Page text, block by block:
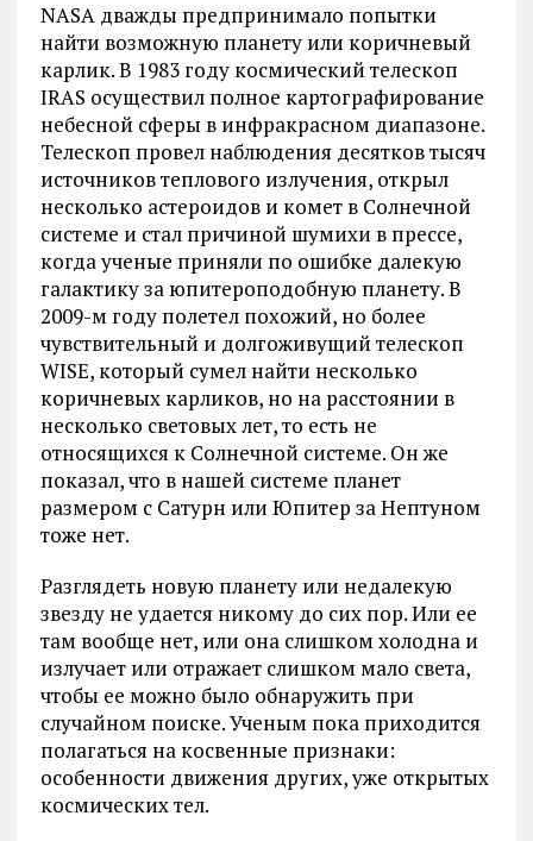
NASA дважды предпринимало попытки
найти возможную планету или коричневый
карлик. В 1983 году космический телескоп
IRAS осуществил полное картографирование
небесной сферы в инфракрасном диапазоне.
Телескоп провел наблюдения десятков тысяч
источников теплового излучения, открыл
несколько астероидов и комет в Солнечной
системе и стал причиной шумихи в прессе,
когда ученые приняли по ошибке далекую
галактику за юпитероподобную планету. В
2009-м году полетел похожий, но более
чувствительный и долгоживущий телескоп
WISE, который сумел найти несколько
коричневых карликов, но на расстоянии в
несколько световых лет, то есть не
относящихся к Солнечной системе. Он же
показал, что в нашей системе планет
размером с Сатурн или Юпитер за Нептуном
тоже нет.
Разглядеть новую планету или недалекую
звезду не удается никому до сих пор. Или ее
там вообще нет, или она слишком холодна и
излучает или отражает слишком мало света,
чтобы ее можно было обнаружить при
случайном поиске. Ученым пока приходится
полагаться на косвенные признаки:
особенности движения других, уже открытых
космических тел.